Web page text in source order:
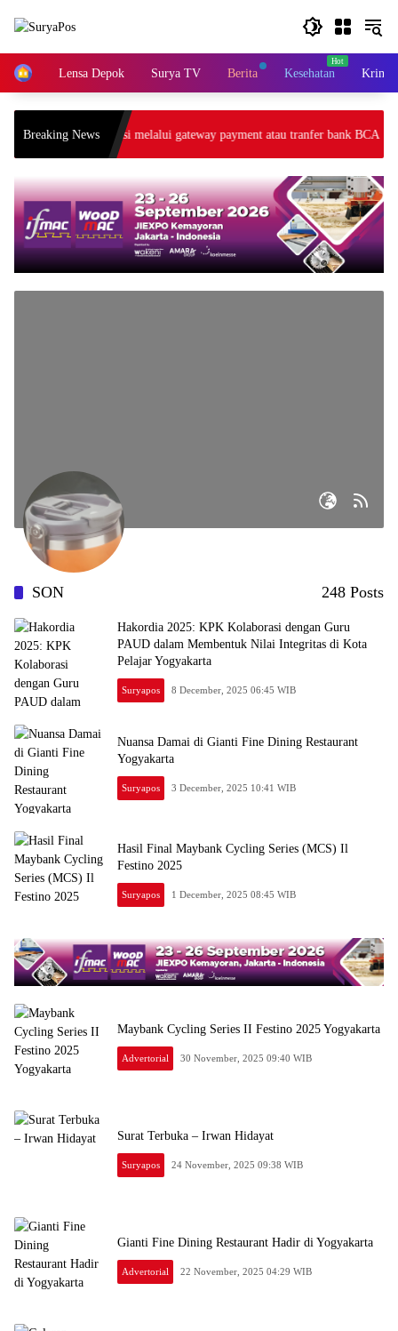
HomeLensa Depok Surya TV Berita Kesehatan
Breaking News
uang tunai. Transaksi melalui gateway payment atau tranfer bank BCA
SON 248 Posts
Hakordia 2025: KPK Kolaborasi dengan Guru
PAUD dalam Membentuk Nilai Integritas di Kota
Pelajar Yogyakarta
Suryapos 8 December, 2025 06:45 WIB
Nuansa Damai di Gianti Fine Dining Restaurant
Yogyakarta
Suryapos 3 December, 2025 10:41 WIB
Hasil Final Maybank Cycling Series (MCS) Il
Festino 2025
Suryapos 1 December, 2025 08:45 WIB
Maybank Cycling Series II Festino 2025 Yogyakarta
Advertorial 30 November, 2025 09:40 WIB
Surat Terbuka – Irwan Hidayat
Suryapos 24 November, 2025 09:38 WIB
Gianti Fine Dining Restaurant Hadir di Yogyakarta
Advertorial 22 November, 2025 04:29 WIB